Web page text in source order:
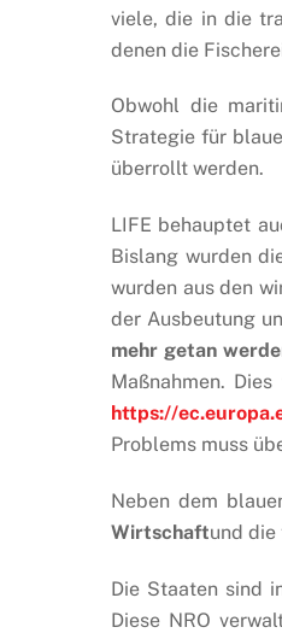
viele, die in die
denen die
Obwohl die
Strategie für
überrollt werden.
LIFE behauptet
Bislang wurden
wurden aus den
der Ausbeutung
mehr getan
Maßnahmen.
https://
Problems muss
Neben dem
Wirtschaftund die
Die Staaten sind
Diese NRO